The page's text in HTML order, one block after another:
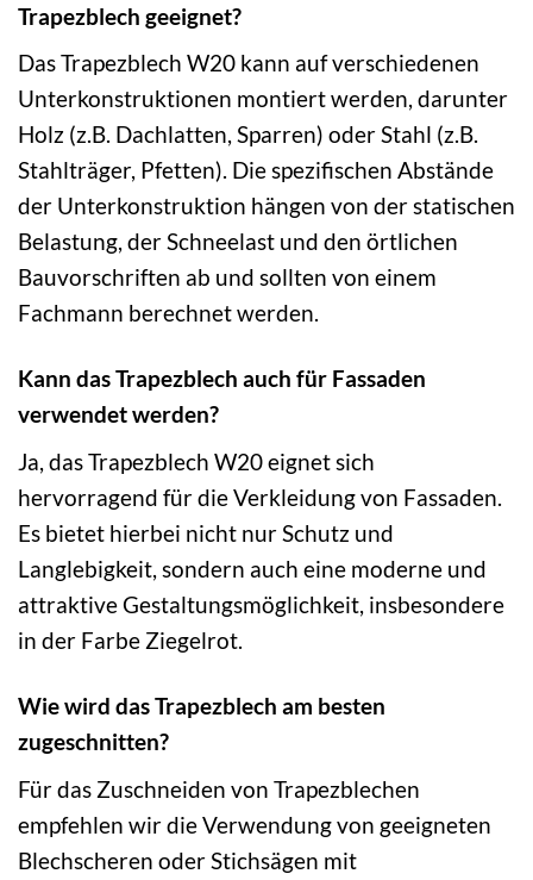
Trapezblech geeignet?
Das Trapezblech W20 kann auf verschiedenen
Unterkonstruktionen montiert werden, darunter
Holz (z.B. Dachlatten, Sparren) oder Stahl (z.B.
Stahlträger, Pfetten). Die spezifischen Abstände
der Unterkonstruktion hängen von der statischen
Belastung, der Schneelast und den örtlichen
Bauvorschriften ab und sollten von einem
Fachmann berechnet werden.
Kann das Trapezblech auch für Fassaden
verwendet werden?
Ja, das Trapezblech W20 eignet sich
hervorragend für die Verkleidung von Fassaden.
Es bietet hierbei nicht nur Schutz und
Langlebigkeit, sondern auch eine moderne und
attraktive Gestaltungsmöglichkeit, insbesondere
in der Farbe Ziegelrot.
Wie wird das Trapezblech am besten
zugeschnitten?
Für das Zuschneiden von Trapezblechen
empfehlen wir die Verwendung von geeigneten
Blechscheren oder Stichsägen mit